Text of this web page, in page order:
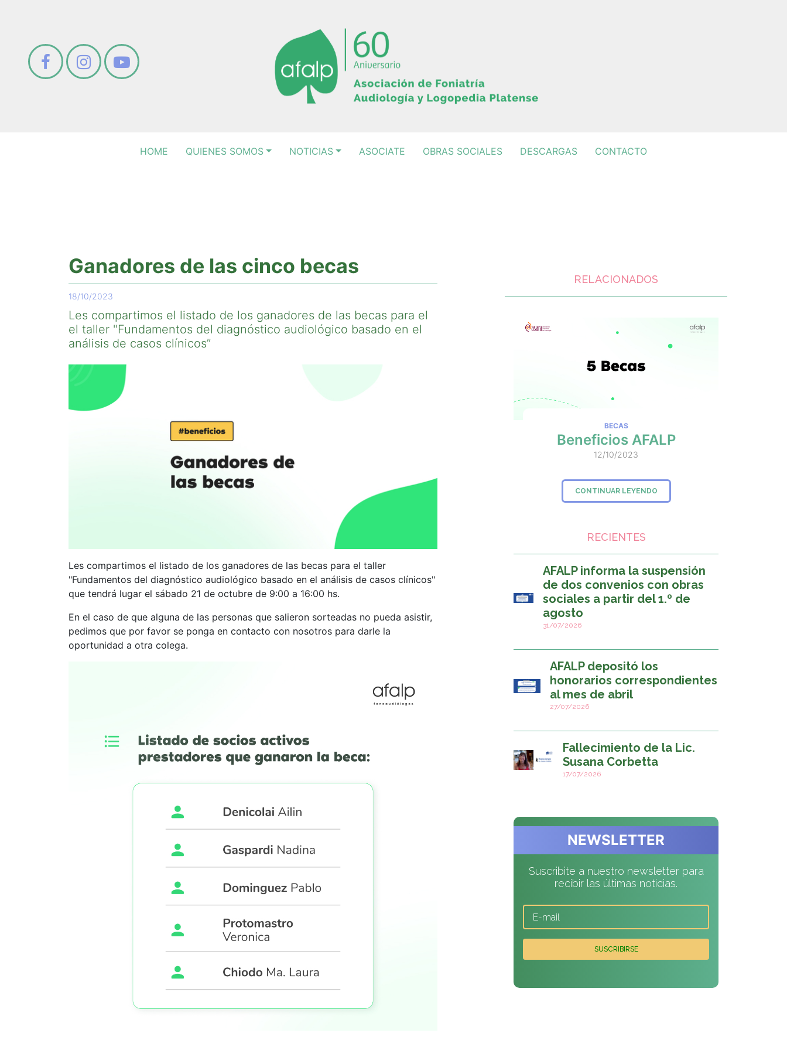
HOME QUIENES SOMOS NOTICIAS ASOCIATE OBRAS SOCIALES DESCARGAS CONTACTO
Ganadores de las cinco becas
18/10/2023
Les compartimos el listado de los ganadores de las becas para el
el taller "Fundamentos del diagnóstico audiológico basado en el
análisis de casos clínicos”
Les compartimos el listado de los ganadores de las becas para el taller
"Fundamentos del diagnóstico audiológico basado en el análisis de casos clínicos"
que tendrá lugar el sábado 21 de octubre de 9:00 a 16:00 hs.
En el caso de que alguna de las personas que salieron sorteadas no pueda asistir,
pedimos que por favor se ponga en contacto con nosotros para darle la
oportunidad a otra colega.
RELACIONADOS
BECAS
Beneficios AFALP
12/10/2023
CONTINUAR LEYENDO
RECIENTES
AFALP informa la suspensión
de dos convenios con obras
sociales a partir del 1.º de
agosto
31/07/2026
AFALP depositó los
honorarios correspondientes
al mes de abril
27/07/2026
Fallecimiento de la Lic.
Susana Corbetta
17/07/2026
NEWSLETTER
Suscribite a nuestro newsletter para
recibir las últimas noticias.